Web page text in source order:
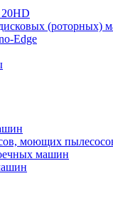
(роторных)
Edge
моющих
машин